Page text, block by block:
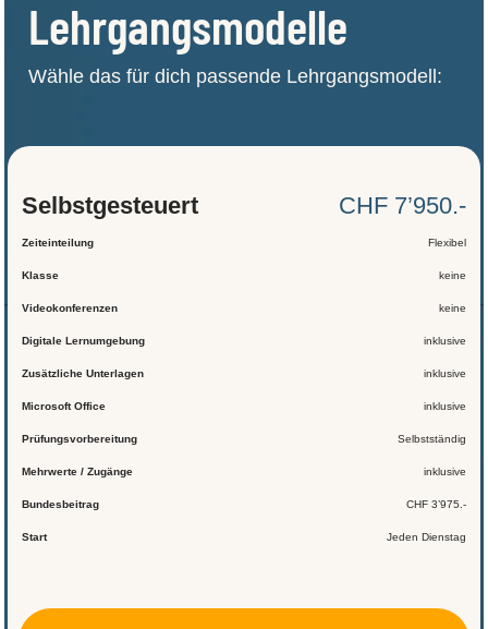
Lehrgangsmodelle
Wähle das für dich passende Lehrgangsmodell:
Selbst­gesteuert CHF 7’950.-
Zeiteinteilung Flexibel
Klasse keine
Videokonferenzen keine
Digitale Lernumgebung inklusive
Zusätzliche Unterlagen inklusive
Microsoft Office inklusive
Prüfungsvorbereitung Selbstständig
Mehrwerte / Zugänge inklusive
Bundesbeitrag CHF 3’975.-
Start Jeden Dienstag